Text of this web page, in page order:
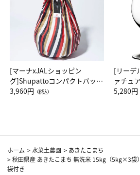
[マーナxJALショッピン
グ]Shupattoコンパクトバッグ
Drop JAL客室乗務員（LC）ス
3,960円 （税込）
[リーデ
ァチュ
ト（レ
5,280円
ホーム >水菜土農園 > あきたこまち
>秋田県産 あきたこまち 無洗米 15kg（5kg×3袋
袋付き